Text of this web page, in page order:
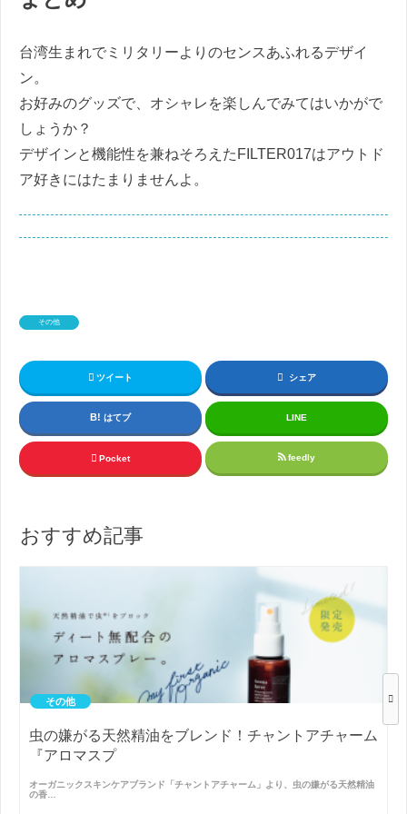
台湾生まれでミリタリーよりのセンスあふれるデザイ
ン。
お好みのグッズで、オシャレを楽しんでみてはいかがで
しょうか？
デザインと機能性を兼ねそろえたFILTER017はアウトド
ア好きにはたまりませんよ。
その他
ツイート シェア
はてブ LINE
Pocket feedly
おすすめ記事
その他
虫の嫌がる天然精油をブレンド！チャントアチャーム
『アロマスプ
オーガニックスキンケアブランド「チャントアチャーム」より、虫の嫌がる天然精油
の香…